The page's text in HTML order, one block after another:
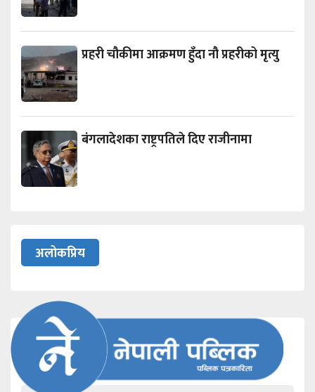
प्रहरी चौकीमा आक्रमण हुँदा नौ प्रहरीको मृत्यु
बंगलादेशका राष्ट्रपतिले दिए राजीनामा
अलोकप्रिय